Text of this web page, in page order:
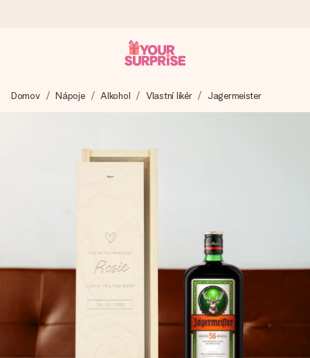
Váš dárek vytvoříme s láskou a bleskově odešleme –
abyste ho mohli darovat právě v tu správnou chvíli, kdy na
Přáníčko zdarma
Vytvořte něco jedinečného během několika kroků – s jejím
jménem, vaší fotografií nebo vzkazem, který doopravdy
zahřeje u srdce. Žádné zbytečné složitosti, jen spousta
lásky pro daný okamžik.
Domov Nápoje Alkohol Vlastní likér Jagermeister